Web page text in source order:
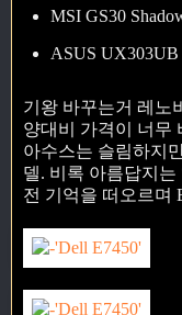
MSI GS30
ASUS UX303UB
기왕 바꾸는거 레노
양대비 가격이 너무
아수스는 슬림하지
델. 비록 아름답지는
전 기억을 떠오르며